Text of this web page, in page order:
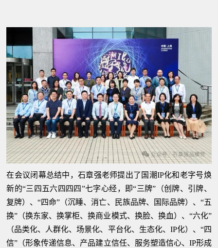
在会议闭幕总结中，石章强老师提出了国潮IP化和老字号焕
新的“三四五六四四四”七字心经，即“三牌”（创牌、引牌、
复牌）、“四命”（沉睡、消亡、民族品牌、国际品牌）、“五
换”（换东家、换掌柜、换商业模式、换脸、换血）、“六化”
（品类化、人群化、场景化、平台化、生态化、IP化）、“四
信”（形象传递信息、产品建立信任、服务塑造信心、IP形成